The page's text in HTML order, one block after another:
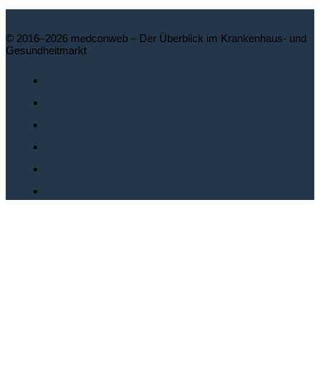
© 2016–2026 medconweb – Der Überblick im Krankenhaus- und
Gesundheitmarkt